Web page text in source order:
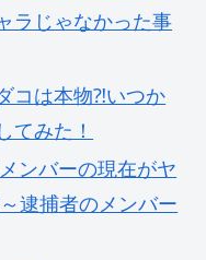
ラじゃなかった事
コは本物⁈いつか
てみた！
ンバーの現在がヤ
逮捕者のメンバー